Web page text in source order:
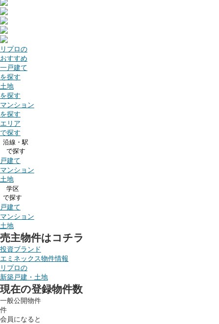
リプロの
おすすめ
一戸建て
を探す
土地
を探す
マンション
を探す
エリア
で探す
沿線・駅
で探す
戸建て
マンション
土地
学区
で探す
戸建て
マンション
土地
売主物件はコチラ
投資ブランド
エミネックス物件情報
リプロの
新築戸建・土地
現在の登録物件数
一般公開物件
件
会員になると